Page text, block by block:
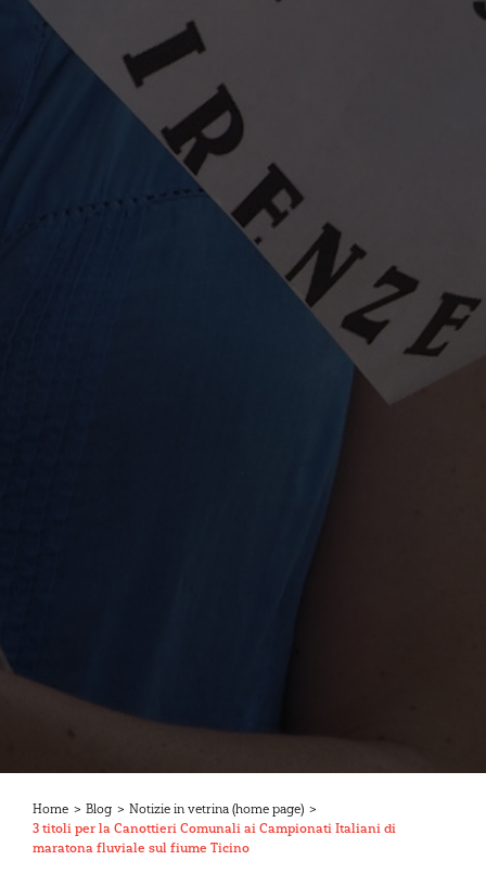
Home > Blog > Notizie in vetrina (home page) >
3 titoli per la Canottieri Comunali ai Campionati Italiani di
maratona fluviale sul fiume Ticino